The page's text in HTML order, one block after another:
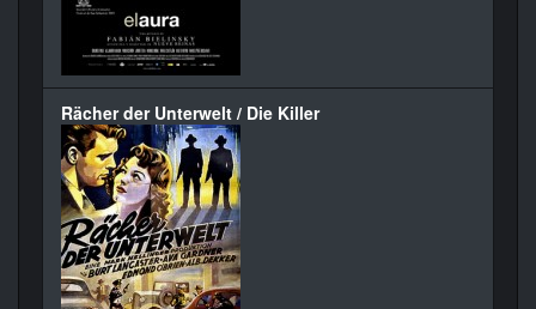
Rächer der Unterwelt / Die Killer